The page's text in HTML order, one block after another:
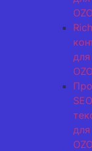
для
SEO
для